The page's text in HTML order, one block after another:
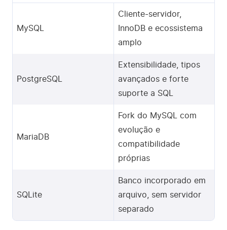
MySQL
Cliente-servidor,
InnoDB e ecossistema
amplo
PostgreSQL
Extensibilidade, tipos
avançados e forte
suporte a SQL
MariaDB
Fork do MySQL com
evolução e
compatibilidade
próprias
SQLite
Banco incorporado em
arquivo, sem servidor
separado